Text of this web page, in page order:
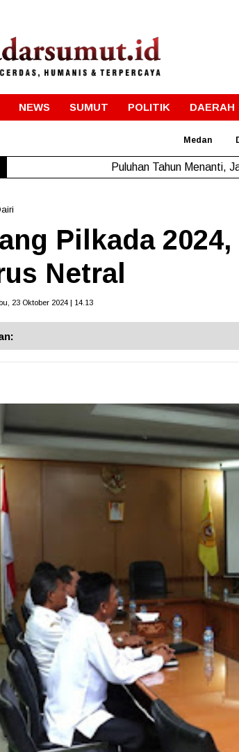
NEWS SUMUT POLITIK DAERAH
Medan
Puluhan Tahun Menanti,
Pilkada
Netral
23 Oktober 2024 | 14.13